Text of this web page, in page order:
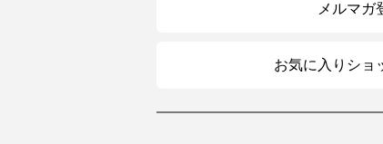
メルマガ
お気に入りショ